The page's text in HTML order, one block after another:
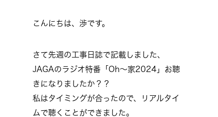
こんにちは、渉です。
さて先週の工事日誌で記載しました、
JAGAのラジオ特番「Oh～家2024」お聴
きになりましたか？？
私はタイミングが合ったので、リアルタイ
ムで聴くことができました。